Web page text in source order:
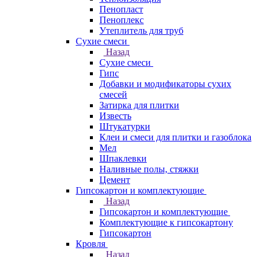
Пенопласт
Пеноплекс
Утеплитель для труб
Сухие смеси
Назад
Сухие смеси
Гипс
Добавки и модификаторы сухих
смесей
Затирка для плитки
Известь
Штукатурки
Клеи и смеси для плитки и газоблока
Мел
Шпаклевки
Наливные полы, стяжки
Цемент
Гипсокартон и комплектующие
Назад
Гипсокартон и комплектующие
Комплектующие к гипсокартону
Гипсокартон
Кровля
Назад